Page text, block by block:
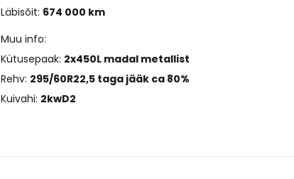
Läbisõit: 674 000 km
Muu info:
Kütusepaak: 2x450L madal metallist
Rehv: 295/60R22,5 taga jääk ca 80%
Kuivahi: 2kwD2